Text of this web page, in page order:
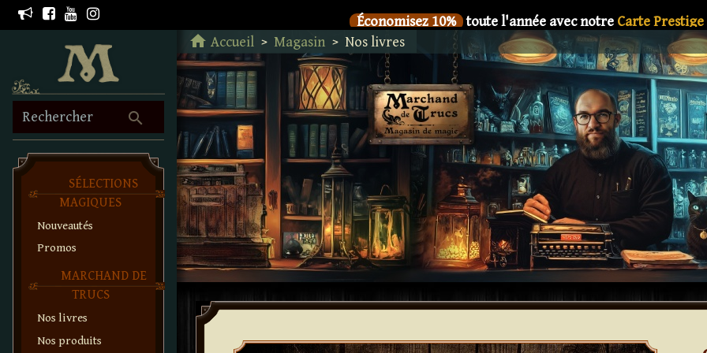
Économisez 10% toute l'année avec notre Carte Prestige
SIX Le nouveau livre deDani DaOrtiz en précommande
Économisez 10%
toute l'année avec notreCarte Prestige
SIX Le nouveau livre deDani DaOrtiz en précommande
Économisez 10% toute l'année avec notreCarte Prestige
SIX Le nouveau livre deDani DaOrtiz en précommande
Économisez 10%
toute l'année avec notre Carte Prestige
SIX Le nouveau livre deDani DaOrtiz en précommande
Économisez 10% toute l'année avec notreCarte Prestige
SIX Le nouveau livre deDani DaOrtiz en précommande
search
Rechercher
SÉLECTIONS
MAGIQUES
Nouveautés
Promos
MARCHAND DE
TRUCS
Nos livres
Nos produits
home Accueil Magasin Nos livres
Retour à l'accueil